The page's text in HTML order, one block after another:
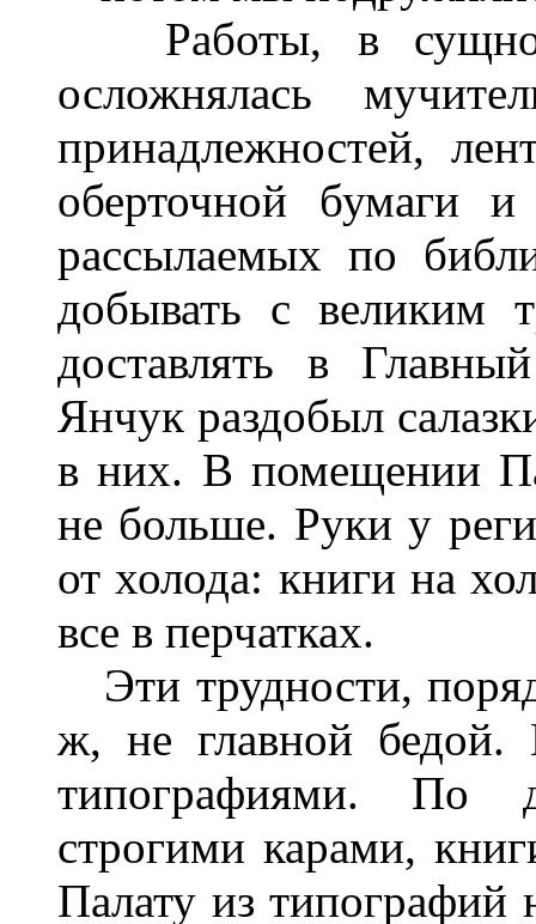
Работы, в
осложнялась
принадлежностей,
оберточной бумаги
рассылаемых по
добывать с великим
доставлять в
Янчук раздобыл
в них. В помещении
не больше. Руки у
от холода: книги на
все в перчатках.
Эти трудности,
ж, не главной бедой.
типографиями. По
строгими карами,
Палату из типографий